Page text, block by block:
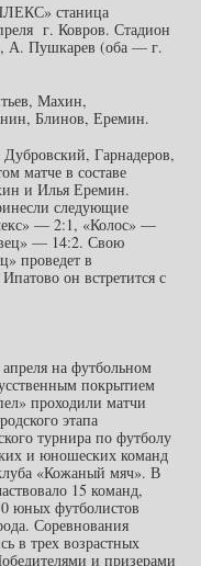
станица
г. Ковров. Стадион
А. Пушкарев (оба — г.
Махин,
Блинов, Еремин.
Гарнадеров,
матче в составе
и Илья Еремин.
следующие
— 2:1, «Колос» —
— 14:2. Свою
проведет в
он встретится с
на футбольном
покрытием
проходили матчи
этапа
турнира по футболу
и юношеских команд
«Кожаный мяч». В
15 команд,
юных футболистов
Соревнования
в трех возрастных
и призерами